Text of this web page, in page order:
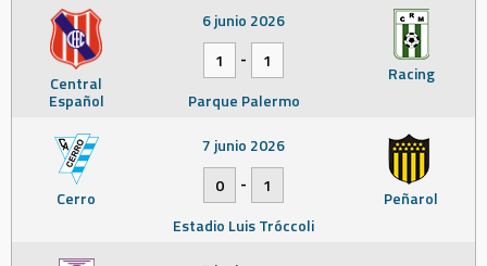
Central
Español
Racing
6 junio 2026
1
-
1
Parque Palermo
Cerro Peñarol
7 junio 2026
0
-
1
Estadio Luis Tróccoli